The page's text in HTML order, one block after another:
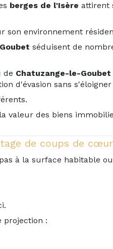
berges de l'Isère attirent
son environnement
séduisent de
de Chatuzange-le-Goubet
d'évasion sans
valeur des biens
de coups de
à la surface habitable
projection :